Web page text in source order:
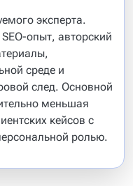
эксперта.
опыт, авторский
среде и
след. Основной
меньшая
кейсов с
ролью.